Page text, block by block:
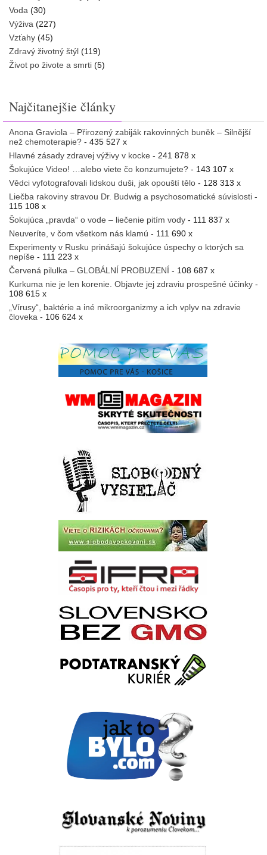
Voda (30)
Výživa (227)
Vzťahy (45)
Zdravý životný štýl (119)
Život po živote a smrti (5)
Najčitanejšie články
Anona Graviola – Přirozený zabiják rakovinných buněk – Silnější
než chemoterapie? - 435 527 x
Hlavné zásady zdravej výživy v kocke - 241 878 x
Šokujúce Video! …alebo viete čo konzumujete? - 143 107 x
Vědci vyfotografovali lidskou duši, jak opouští tělo - 128 313 x
Liečba rakoviny stravou Dr. Budwig a psychosomatické súvislosti -
115 108 x
Šokujúca „pravda“ o vode – liečenie pitím vody - 111 837 x
Neuveríte, v čom všetkom nás klamú - 111 690 x
Experimenty v Rusku prinášajú šokujúce úspechy o ktorých sa
nepíše - 111 223 x
Červená pilulka – GLOBÁLNÍ PROBUZENÍ - 108 687 x
Kurkuma nie je len korenie. Objavte jej zdraviu prospešné účinky -
108 615 x
„Vírusy“, baktérie a iné mikroorganizmy a ich vplyv na zdravie
človeka - 106 624 x